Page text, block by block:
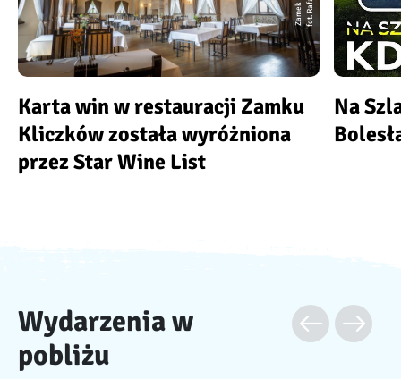
Karta win w restauracji Zamku
Kliczków została wyróżniona
przez Star Wine List
Na
Wydarzenia w
pobliżu